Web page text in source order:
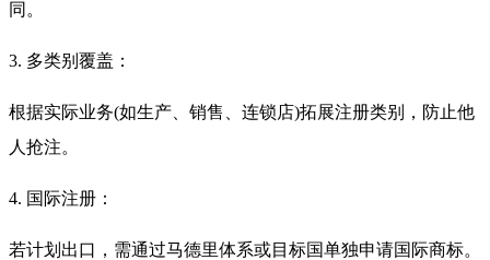
同。
3. 多类别覆盖：
根据实际业务(如生产、销售、连锁店)拓展注册类别，防止他
人抢注。
4. 国际注册：
若计划出口，需通过马德里体系或目标国单独申请国际商标。